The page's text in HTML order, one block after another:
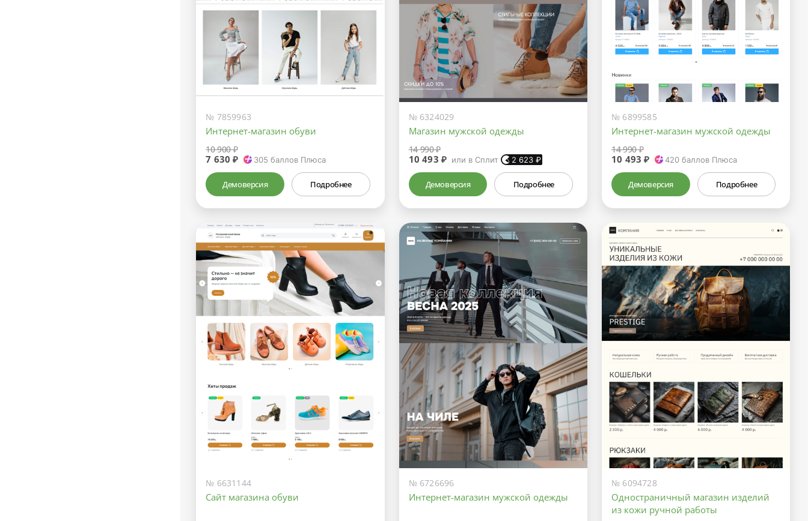
№ 7859963
Интернет-магазин обуви
10 900 ₽
7 630 ₽ 305 баллов Плюса
Демоверсия Подробнее
№ 6324029
Магазин мужской одежды
14 990 ₽
10 493 ₽ или в Сплит 2 623 ₽
Демоверсия Подробнее
№ 6899585
Интернет-магазин мужской одежды
14 990 ₽
10 493 ₽ 420баллов Плюса
Демоверсия Подробнее
№ 6631144
Сайт магазина обуви
№ 6726696
Интернет-магазин мужской одежды
№ 6094728
Одностраничный магазин изделий
из кожи ручной работы